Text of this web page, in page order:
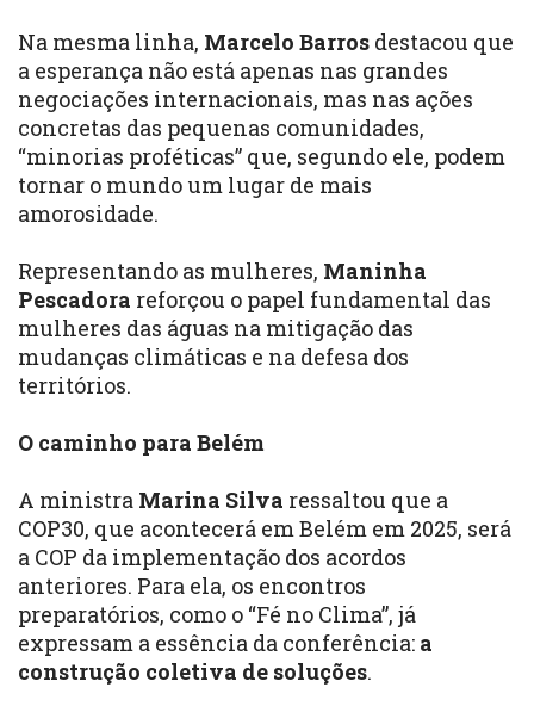
Na mesma linha, Marcelo Barros destacou que
a esperança não está apenas nas grandes
negociações internacionais, mas nas ações
concretas das pequenas comunidades,
“minorias proféticas” que, segundo ele, podem
tornar o mundo um lugar de mais
amorosidade.
Representando as mulheres, Maninha
Pescadora reforçou o papel fundamental das
mulheres das águas na mitigação das
mudanças climáticas e na defesa dos
territórios.
O caminho para Belém
A ministra Marina Silva ressaltou que a
COP30, que acontecerá em Belém em 2025, será
a COP da implementação dos acordos
anteriores. Para ela, os encontros
preparatórios, como o “Fé no Clima”, já
expressam a essência da conferência: a
construção coletiva de soluções.